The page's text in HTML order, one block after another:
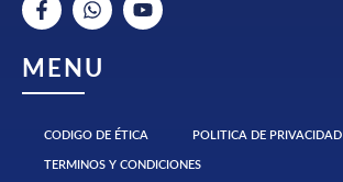
MENU
CODIGO DE ÉTICA POLITICA DE PRIVACIDAD
TERMINOS Y CONDICIONES